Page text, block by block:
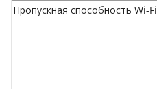
Пропускная способность Wi-Fi